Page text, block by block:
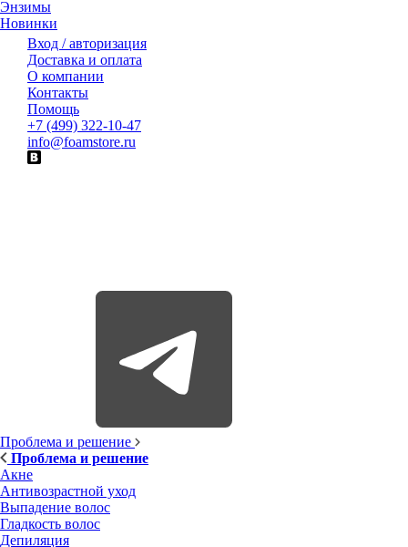
Энзимы
Новинки
Вход / авторизация
Доставка и оплата
О компании
Контакты
Помощь
+7 (499) 322-10-47
info@foamstore.ru
Проблема и решение
Проблема и решение
Акне
Антивозрастной уход
Выпадение волос
Гладкость волос
Депиляция